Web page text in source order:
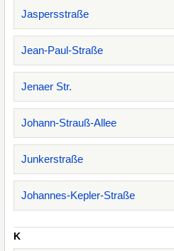
Jaspersstraße
Jean-Paul-Straße
Jenaer Str.
Johann-Strauß-Allee
Junkerstraße
Johannes-Kepler-Straße
K